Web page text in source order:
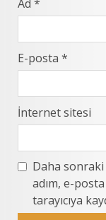
Ad *
E-posta *
İnternet sitesi
Daha sonraki
adım, e-
tarayıcıya